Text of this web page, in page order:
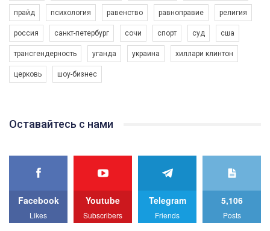
Емоційний та вражаючий промо-ролік на конкурс PACT, який
представляє програму "Гей-альянс Україна" з протидії
насильству проти ЛГБТ в Україні.
Ми просимо вашої підтримки, щоб реалізувати нашу
програму з боротьби з насильством проти ЛГБТ в Україні.
Якщо ти хочеш підтримати нас - просто натисни "лайк" під
best video, representing programme for the development of
We appeal to your support and ask to help us implement our plan
All you have to do is to press "Like" below the video.
Эмоционально сильный ролик от команды "Гей-альянс
1.9K Просмотров • 226 Нравится • 5 Комментариев
прайд психология равенство равноправие религия
россия санкт-петербург сочи спорт суд сша
трансгендерность уганда украина хиллари клинтон
церковь шоу-бизнес
Оставайтесь с нами
Facebook
Likes
Youtube
Subscribers
Telegram
Friends
5,106
Posts